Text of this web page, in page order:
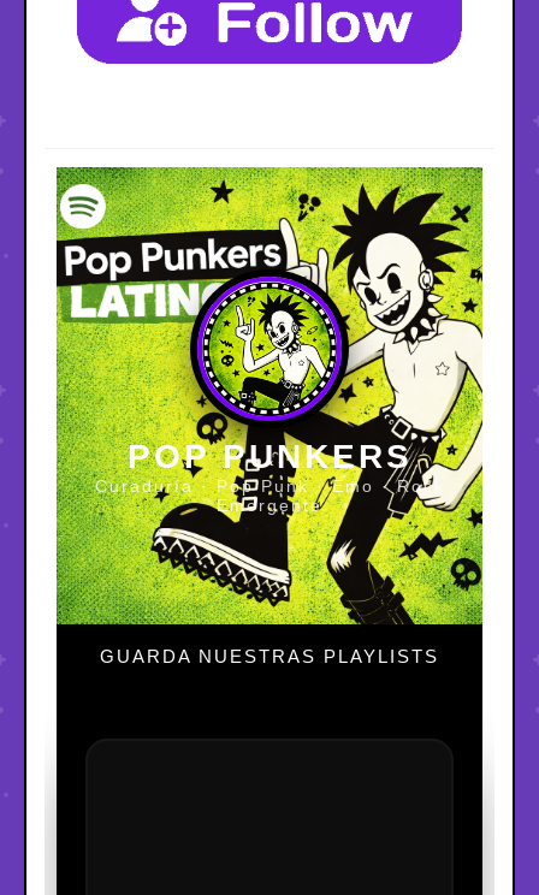
POP PUNKERS
Curaduría · Pop Punk · Emo · Rock
Emergente
GUARDA NUESTRAS PLAYLISTS